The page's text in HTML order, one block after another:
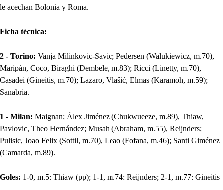
le acechan Bolonia y Roma.
Ficha técnica:
2 - Torino: Vanja Milinkovic-Savic; Pedersen (Walukiewicz, m.70),
Maripán, Coco, Biraghi (Dembele, m.83); Ricci (Linetty, m.70),
Casadei (Gineitis, m.70); Lazaro, Vlašić, Elmas (Karamoh, m.59);
Sanabria.
1 - Milan: Maignan; Álex Jiménez (Chukwueeze, m.89), Thiaw,
Pavlovic, Theo Hernández; Musah (Abraham, m.55), Reijnders;
Pulisic, Joao Felix (Sottil, m.70), Leao (Fofana, m.46); Santi Giménez
(Camarda, m.89).
Goles: 1-0, m.5: Thiaw (pp); 1-1, m.74: Reijnders; 2-1, m.77: Gineitis